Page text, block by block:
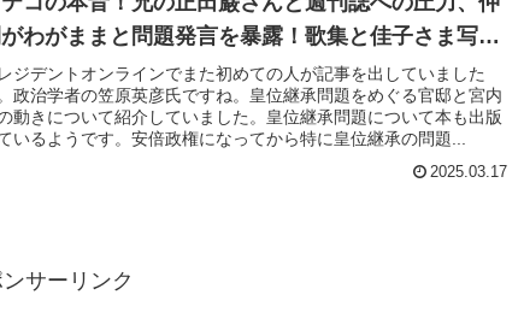
がわがままと問題発言を暴露！歌集と佳子さま写真
ら分かる共通点
ジデントオンラインでまた初めての人が記事を出していました
政治学者の笠原英彦氏ですね。皇位継承問題をめぐる官邸と宮内
動きについて紹介していました。皇位継承問題について本も出版
いるようです。安倍政権になってから特に皇位継承の問題...
2025.03.17
ンサーリンク